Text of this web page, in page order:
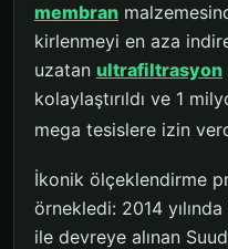
membran
kirlenmeyi en aza
uzatan ultrafiltrasyon
kolaylaştırıldı ve 1
mega tesislere izin
İkonik ölçeklendirme
örnekledi: 2014
ile devreye alınan